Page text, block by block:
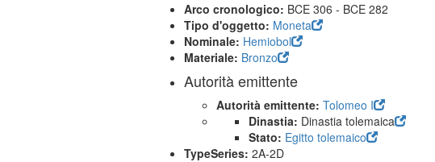
Arco cronologico: BCE 306 - BCE 282
Tipo d'oggetto: Moneta
Nominale: Hemiobol
Materiale: Bronzo
Autorità emittente
Autorità emittente: Tolomeo I
Dinastia: Dinastia tolemaica
Stato: Egitto tolemaico
TypeSeries: 2A-2D